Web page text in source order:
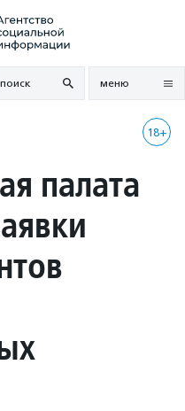
поиск меню
18+
палата